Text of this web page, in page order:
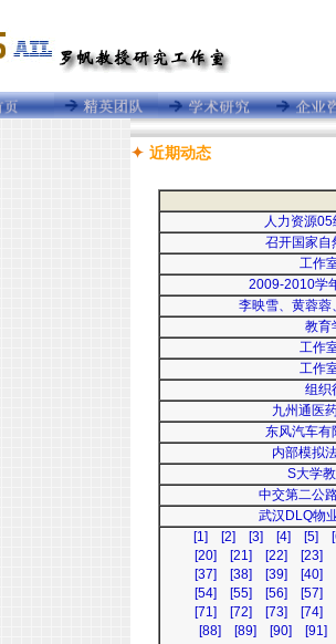
近期动态
人力资源
召开国家自
工作
2009-2010学
李映雪、黄蓉蓉
教育
工作
工作
组织
九州通医
东风汽车有
内部模拟
S大学
中交第二公
武汉DLQ物
[1]
[2] [3] [4] [5]
[20]
[21] [22] [23]
[37]
[38] [39] [40]
[54]
[55] [56] [57]
[71]
[72] [73] [74]
[88]
[89] [90] [91]